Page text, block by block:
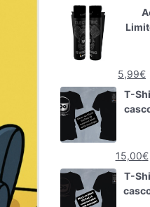
5,99€
T-
15,00€
T-